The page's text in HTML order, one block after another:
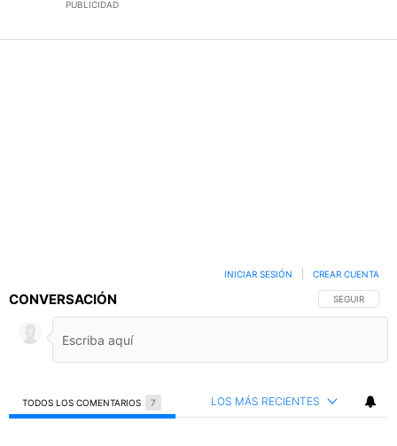
PUBLICIDAD
CONVERSACIÓN SIGA ESTA
SEGUIR
INICIAR SESIÓN CREAR CUENTA
TODOS LOS COMENTARIOS 7 LOS MÁS RECIENTES